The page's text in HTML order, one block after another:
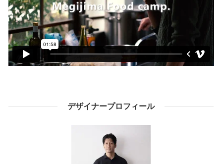
デザイナープロフィール